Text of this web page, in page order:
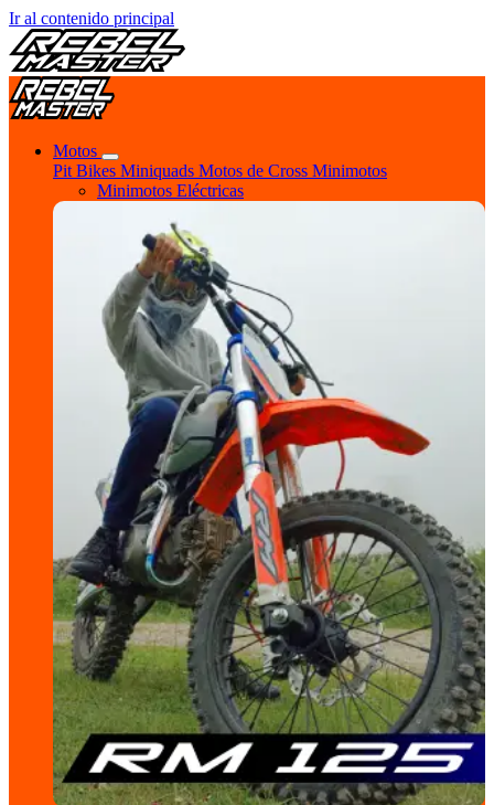
Ir al contenido principal
Motos
Pit Bikes Miniquads Motos de Cross Minimotos
Minimotos Eléctricas